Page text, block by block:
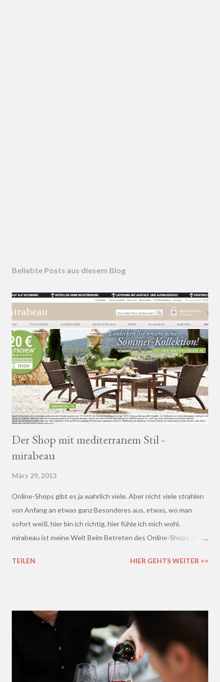
Beliebte Posts aus diesem Blog
Der Shop mit mediterranem Stil -
mirabeau
März 29, 2013
Online-Shops gibt es ja wahrlich viele. Aber nicht viele strahlen
von Anfang an etwas ganz Besonderes aus, etwas, wo man
sofort weiß, hier bin ich richtig, hier fühle ich mich wohl.
mirabeau ist meine Welt Beim Betreten des Online-Shops von
Harmonische - ich wusste sofort, hier fühle ich mich wohl :)
TEILEN HIER GEHTS WEITER >>